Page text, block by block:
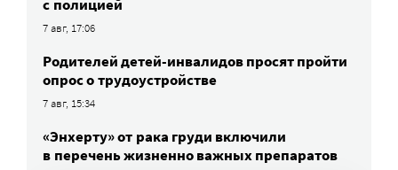
с полицией
7 авг, 17:06
Родителей детей-инвалидов просят пройти
опрос о трудоустройстве
7 авг, 15:34
«Энхерту» от рака груди включили
в перечень жизненно важных препаратов